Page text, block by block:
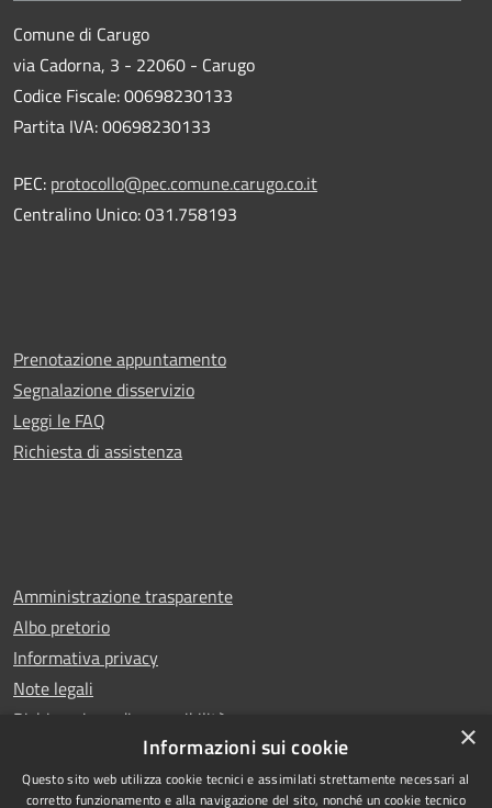
Comune di Carugo
via Cadorna, 3 - 22060 - Carugo
Codice Fiscale: 00698230133
Partita IVA: 00698230133
PEC: protocollo@pec.comune.carugo.co.it
Centralino Unico: 031.758193
Prenotazione appuntamento
Segnalazione disservizio
Leggi le FAQ
Richiesta di assistenza
Amministrazione trasparente
Albo pretorio
Informativa privacy
Note legali
Dichiarazione di accessibilità
×
Informazioni sui cookie
Questo sito web utilizza cookie tecnici e assimilati strettamente necessari al
corretto funzionamento e alla navigazione del sito, nonché un cookie tecnico